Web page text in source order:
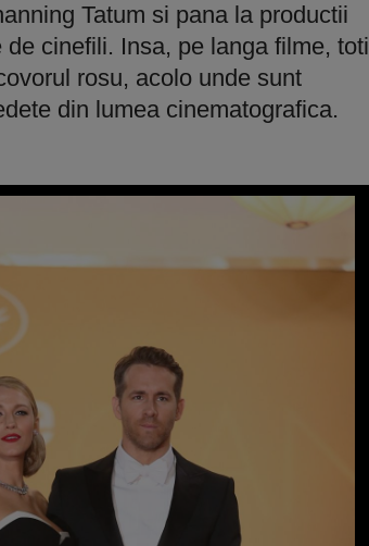
Tatum si pana la productii
cinefili. Insa, pe langa filme, toti
rosu, acolo unde sunt
din lumea cinematografica.